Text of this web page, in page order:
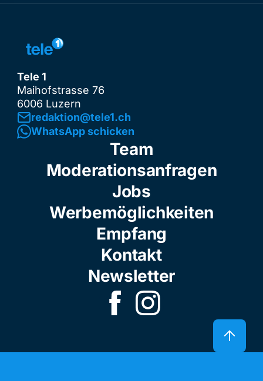
Tele 1
Maihofstrasse 76
6006 Luzern
redaktion@tele1.ch
WhatsApp schicken
Team
Moderationsanfragen
Jobs
Werbemöglichkeiten
Empfang
Kontakt
Newsletter